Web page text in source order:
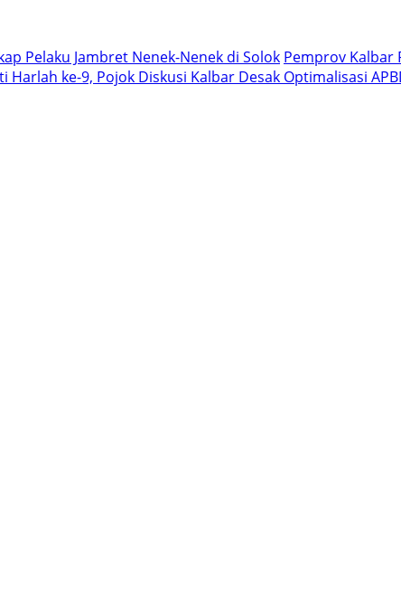
Pelaku Jambret Nenek-Nenek di Solok Pemprov Kalbar
Harlah ke-9, Pojok Diskusi Kalbar Desak Optimalisasi